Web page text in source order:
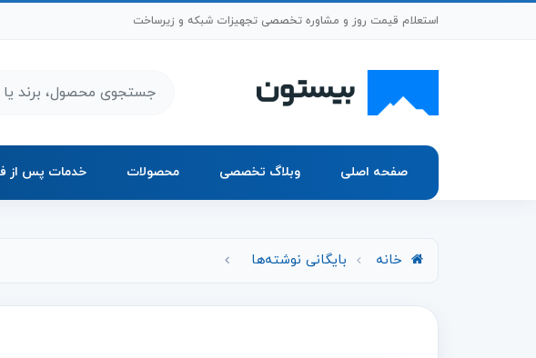
پرش به محتوای اصلیاستعلام قیمت روز و مشاوره تخصصی تجهیزات شبکه و زیرساخت
صفحه اصلی وبلاگ تخصصی محصولات خدمات پس از
خانه بایگانی نوشته‌ها